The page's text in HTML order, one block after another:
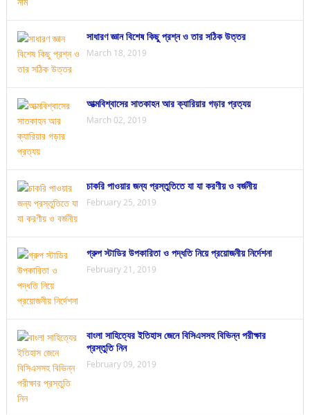
সাধারণ জ্ঞান বিশেষ কিছু প্রশ্ন ও তার সঠিক উত্তর
March 18, 2019
আত্মবিশ্বাসের সাতকাহন আর ক্যারিয়ার গড়ার প্রত্যয়
March 02, 2019
চাকরি পাওয়ার জন্য প্রস্তুতিতে যা যা করণীয় ও বর্জনীয়
February 25, 2019
গ্রুপ স্টাডির উপকারিতা ও পদ্ধতি নিয়ে প্রয়োজনীয় নির্দেশনা
February 21, 2019
বাংলা সাহিত্যের ইতিহাস জেনে বিসিএসসহ বিভিন্ন পরীক্ষার
প্রস্তুতি নিন
February 09, 2019